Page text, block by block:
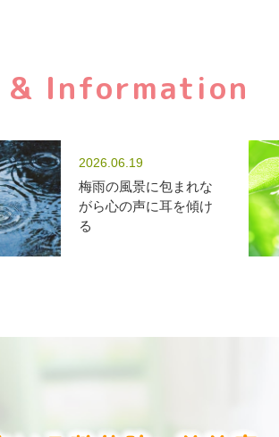
& Information
2026.06.19
梅雨の風景に包まれな
がら心の声に耳を傾け
る